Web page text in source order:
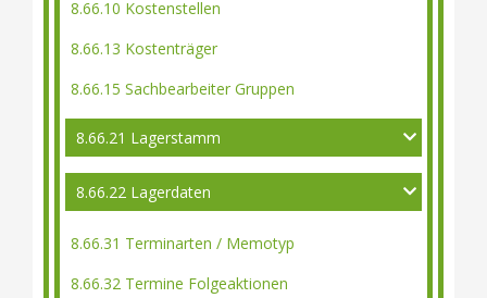
8.66.10 Kostenstellen
8.66.13 Kostenträger
8.66.15 Sachbearbeiter Gruppen
8.66.21 Lagerstamm
8.66.22 Lagerdaten
8.66.31 Terminarten / Memotyp
8.66.32 Termine Folgeaktionen